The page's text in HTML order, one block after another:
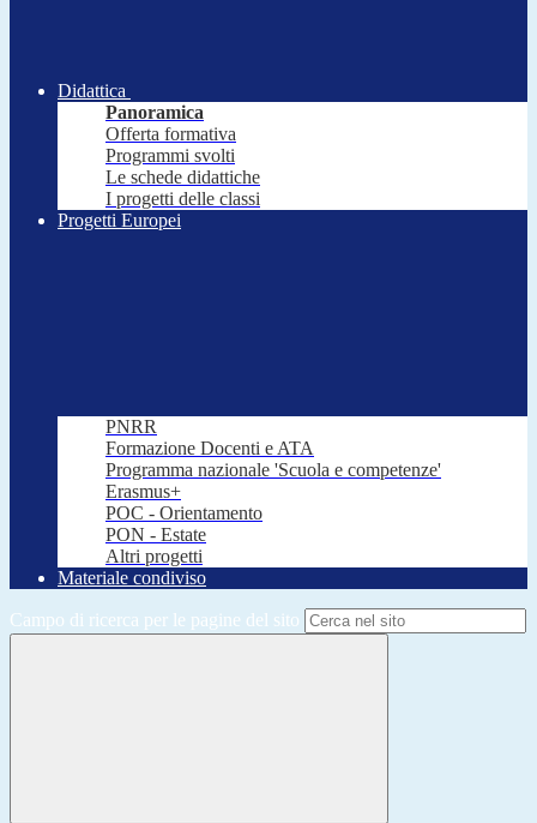
Didattica
Panoramica
Offerta formativa
Programmi svolti
Le schede didattiche
I progetti delle classi
Progetti Europei
PNRR
Formazione Docenti e ATA
Programma nazionale 'Scuola e competenze'
Erasmus+
POC - Orientamento
PON - Estate
Altri progetti
Materiale condiviso
Campo di ricerca per le pagine del sito